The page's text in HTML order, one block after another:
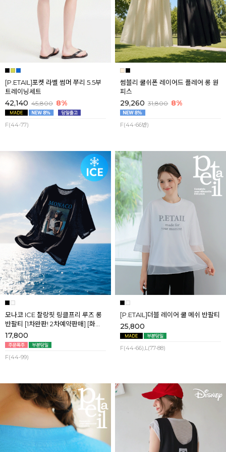
[P.ETAIL]포켓 라벨 썸머 쭈리 5.5부
트레이닝세트
42,140 45,800 8%
F(44-77)
썸블리 쿨쉬폰 레이어드 플레어 롱 원
피스
29,260 31,800 8%
F(44-66반)
모나코 ICE 찰랑핏 링클프리 루즈 롱
반팔티 [1차완판! 2차예약판매] [화이
트] 8월첫째주 순차배송
17,800
F(44-99)
[P.ETAIL]더블 레이어 쿨 메쉬 반팔티
25,800
F(44-66),L(77-88)